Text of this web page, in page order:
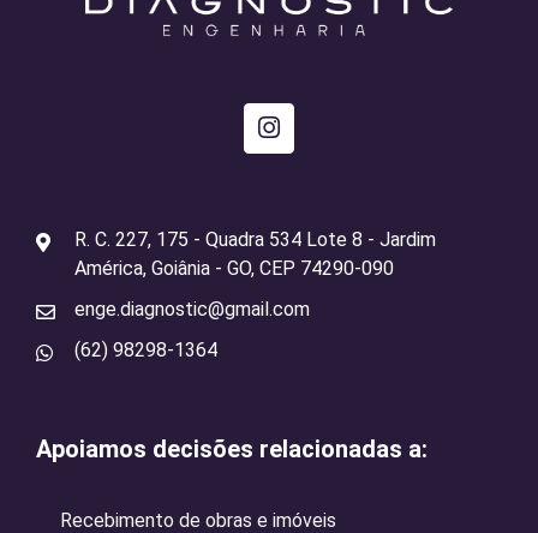
R. C. 227, 175 - Quadra 534 Lote 8 - Jardim
América, Goiânia - GO, CEP 74290-090
enge.diagnostic@gmail.com
(62) 98298-1364
Apoiamos decisões relacionadas a:
Recebimento de obras e imóveis